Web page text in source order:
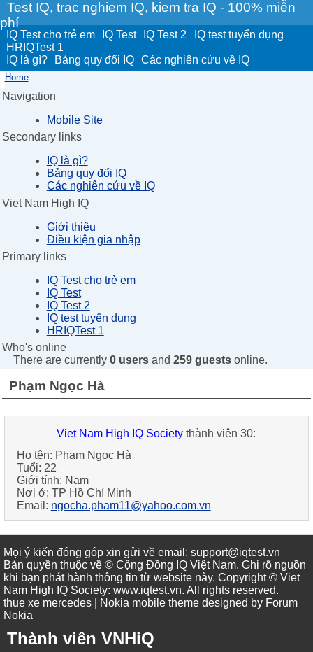
Test IQ, trac nghiem IQ, kiem tra IQ - 100% miễn
phí
IQ Test cho trẻ em IQ Test IQ Test 2
IQ test tuyển dụng
HRIQTest 1
IQ là gì?
Bảng quy đổi IQ Các nghiên cứu về IQ
Home
Navigation
Mobile Site
Secondary links
IQ là gì?
Bảng quy đổi IQ
Các nghiên cứu về IQ
Viet Nam High IQ
Giới thiệu
Điều kiện gia nhập
Primary links
IQ Test cho trẻ em
IQ Test
IQ Test 2
IQ test tuyển dụng
HRIQTest 1
Who's online
There are currently 0 usersand 259 guestsonline.
Phạm Ngọc Hà
Viet Nam High IQ Society thành viên 30:
Họ tên: Phạm Ngọc Hà
Tuổi: 22
Giới tính: Nam
Nơi ở: TP Hồ Chí Minh
Email: ngocha.pham11@yahoo.com.vn
Mọi ý kiến đóng góp xin gửi về email: support@iqtest.vn
Bản quyền thuộc về © Cộng Đồng IQ Việt Nam. Ghi rõ nguồn
khi bạn phát hành thông tin từ website này. Copyright © Viet
Nam High IQ Society: www.iqtest.vn. All rights reserved.
thue xe mercedes | Nokia mobile theme designed by Forum
Nokia
Thành viên VNHiQ